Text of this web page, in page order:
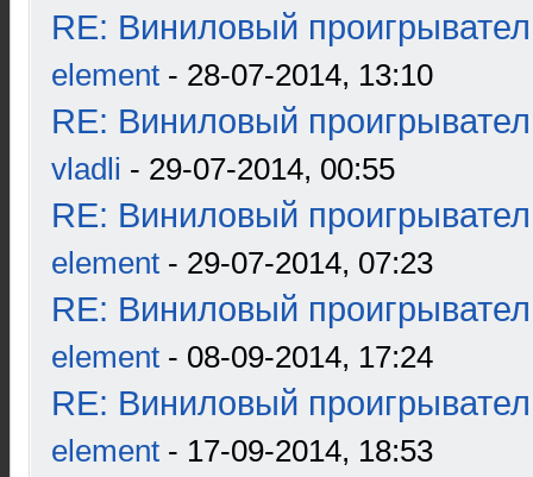
RE: Виниловый
element - 28-07-2014, 13:10
RE: Виниловый
vladli - 29-07-2014, 00:55
RE: Виниловый
element - 29-07-2014, 07:23
RE: Виниловый
element - 08-09-2014, 17:24
RE: Виниловый
element - 17-09-2014, 18:53